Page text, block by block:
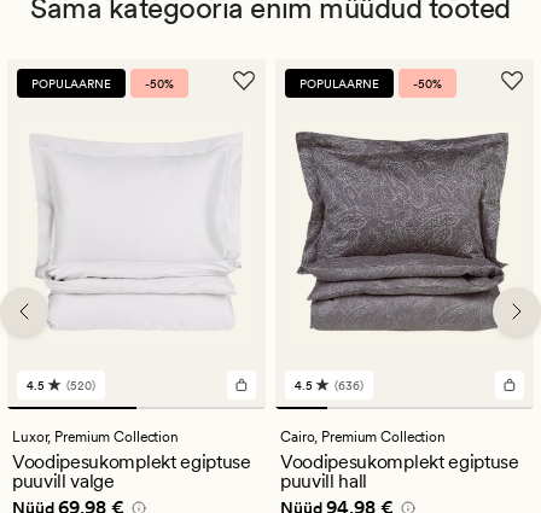
Sama kategooria enim müüdud tooted
POPULAARNE -50%
520
arvustust
keskmise
hinnanguga
4.5
4.5 (520)
Luxor, Premium Collection
Voodipesukomplekt egiptuse
puuvill valge
Nåværende pris_ee
Nüüd69,98 €
POPULAARNE -50%
636
arvustust
keskmise
hinnanguga
4.5
4.5 (636)
Cairo, Premium Collection
Voodipesukomplekt egiptuse
puuvill hall
Nåværende pris_ee
Nüüd94,98 €